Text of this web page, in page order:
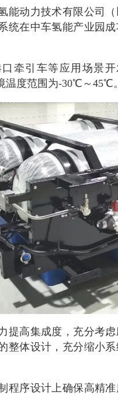
能动力技术有限公司
统在中车氢能产业园
牵引车等应用场景
温度范围为-30℃～45℃。
提高集成度，充分考
整体设计，充分缩小
程序设计上确保高精